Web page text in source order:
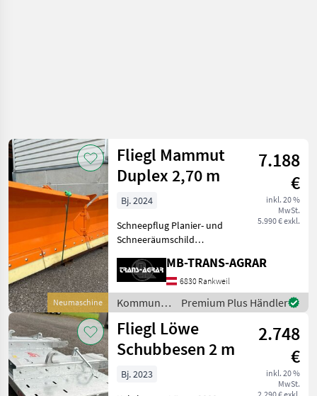
Neumaschine
Fliegl Mammut
Duplex 2,70 m
7.188
€
inkl. 20 %
MwSt.
5.990 € exkl.
Bj. 2024
Schneepflug Planier- und
Schneeräumschild
Schneeräumen ist ein
wichtiger Job für
landwirtschaftliche
Schlepper während der
Wintersaison. Das Fliegl A
MB-TRANS-AGRAR
6830 Rankweil
Kommunalgeräte
/ Fliegl
Premium Plus Händler
Fliegl Löwe
Schubbesen 2 m
2.748
€
inkl. 20 %
MwSt.
Bj. 2023